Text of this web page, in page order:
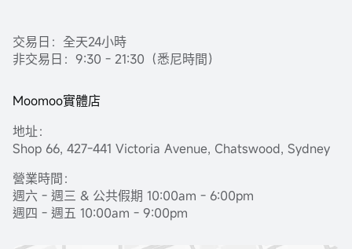
交易日：全天24小時
非交易日：9:30 - 21:30（悉尼時間）
Moomoo實體店
地址：
Shop 66, 427-441 Victoria Avenue, Chatswood, Sydney
營業時間：
週六 - 週三 & 公共假期 10:00am - 6:00pm
週四 - 週五 10:00am - 9:00pm